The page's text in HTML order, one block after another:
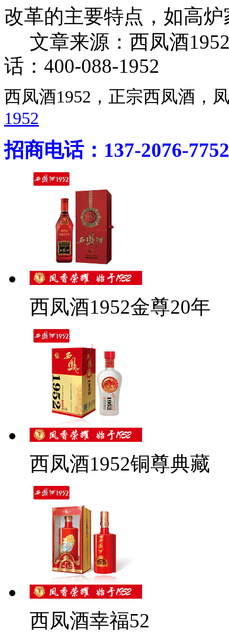
改革的主要特点，如高
文章来源：西凤酒
话：400-088-1952
西凤酒1952，正宗西凤酒
1952
招商电话：137-2076-7752
西凤酒1952金尊20年
西凤酒1952铜尊典藏
西凤酒幸福52